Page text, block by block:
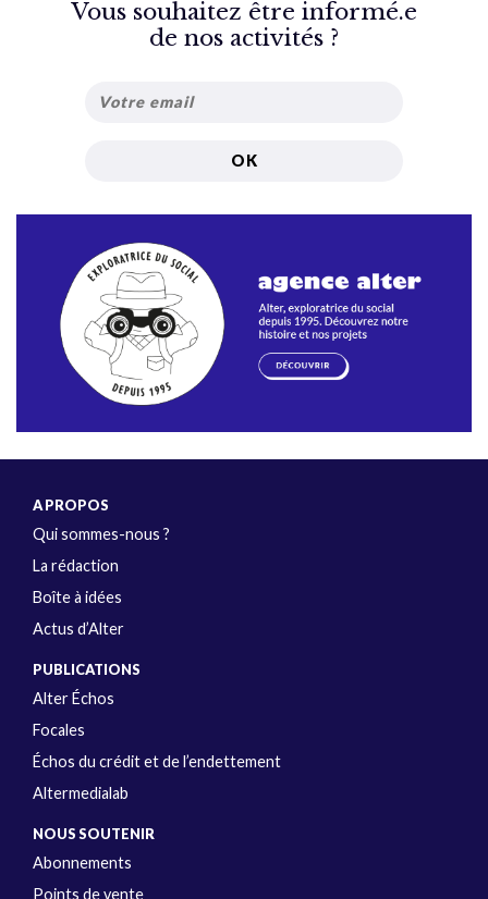
Vous souhaitez être informé.e
de nos activités ?
A PROPOS
Qui sommes-nous ?
La rédaction
Boîte à idées
Actus d’Alter
PUBLICATIONS
Alter Échos
Focales
Échos du crédit et de l’endettement
Altermedialab
NOUS SOUTENIR
Abonnements
Points de vente